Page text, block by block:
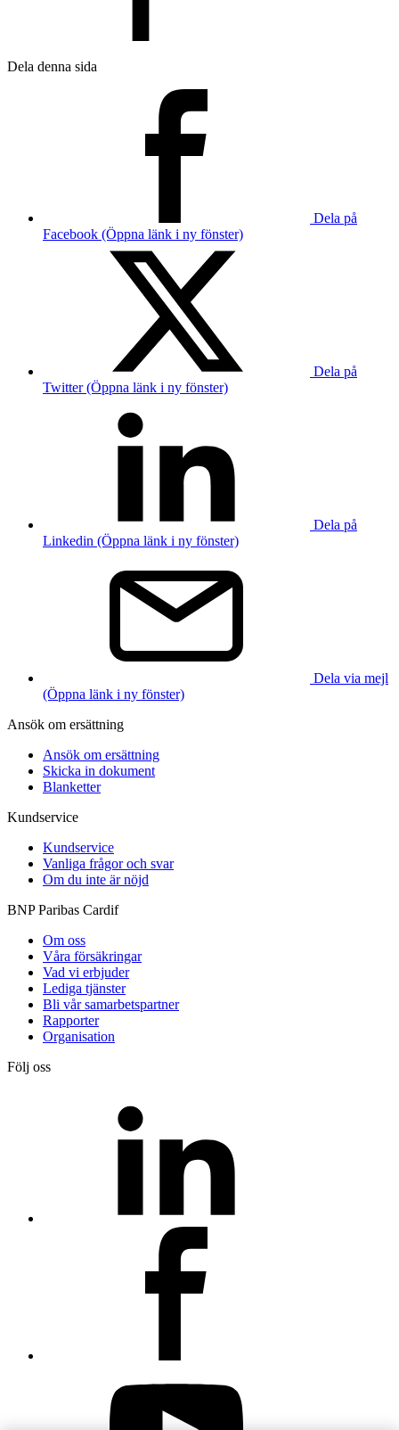
Dela denna sida
Dela på
Facebook (Öppna länk i ny fönster)
Dela på
Twitter (Öppna länk i ny fönster)
Dela på
Linkedin (Öppna länk i ny fönster)
Dela via mejl
(Öppna länk i ny fönster)
Ansök om ersättning
Ansök om ersättning
Skicka in dokument
Blanketter
Kundservice
Kundservice
Vanliga frågor och svar
Om du inte är nöjd
BNP Paribas Cardif
Om oss
Våra försäkringar
Vad vi erbjuder
Lediga tjänster
Bli vår samarbetspartner
Rapporter
Organisation
Följ oss